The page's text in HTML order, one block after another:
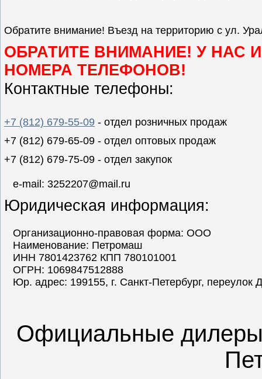
Обратите внимание! Въезд на территорию с ул.
ОБРАТИТЕ ВНИМАНИЕ! У НАС
НОМЕРА ТЕЛЕФОНОВ!
Контактные телефоны:
+7 (812) 679-55-09 - отдел розничных продаж
+7 (812) 679-65-09 - отдел оптовых продаж
+7 (812) 679-75-09 - отдел закупок
e-mail: 3252207@mail.ru
Юридическая информация:
Организационно-правовая форма: ООО
Наименование: Петромаш
ИНН 7801423762 КПП 780101001
ОГРН: 1069847512888
Юр. адрес: 199155, г. Санкт-Петербург, переулок
Официальные